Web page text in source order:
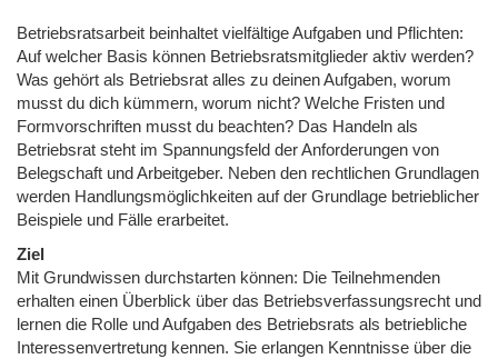
Betriebsratsarbeit beinhaltet vielfältige Aufgaben und Pflichten:
Auf welcher Basis können Betriebsratsmitglieder aktiv werden?
Was gehört als Betriebsrat alles zu deinen Aufgaben, worum
musst du dich kümmern, worum nicht? Welche Fristen und
Formvorschriften musst du beachten? Das Handeln als
Betriebsrat steht im Spannungsfeld der Anforderungen von
Belegschaft und Arbeitgeber. Neben den rechtlichen Grundlagen
werden Handlungsmöglichkeiten auf der Grundlage betrieblicher
Beispiele und Fälle erarbeitet.
Ziel
Mit Grundwissen durchstarten können: Die Teilnehmenden
erhalten einen Überblick über das Betriebsverfassungsrecht und
lernen die Rolle und Aufgaben des Betriebsrats als betriebliche
Interessenvertretung kennen. Sie erlangen Kenntnisse über die